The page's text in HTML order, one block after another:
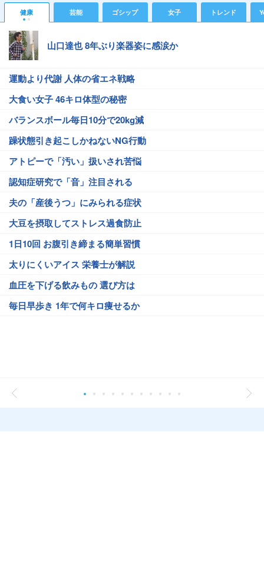
健康 芸能 ゴシップ 女子 トレンド
山口達也 8年ぶり楽器姿に感涙か
運動より代謝 人体の省エネ戦略
大食い女子 46キロ体型の秘密
バランスボール毎日10分で20kg減
躁状態引き起こしかねないNG行動
アトピーで「汚い」扱いされ苦悩
認知症研究で「音」注目される
夫の「産後うつ」にみられる症状
大豆を摂取してストレス過食防止
1日10回 お腹引き締まる簡単習慣
太りにくいアイス 栄養士が解説
血圧を下げる飲みもの 選び方は
毎日早歩き 1年で何キロ痩せるか